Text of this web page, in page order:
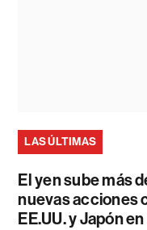
LAS ÚLTIMAS
El yen sube más
nuevas acciones
EE.UU. y Japón